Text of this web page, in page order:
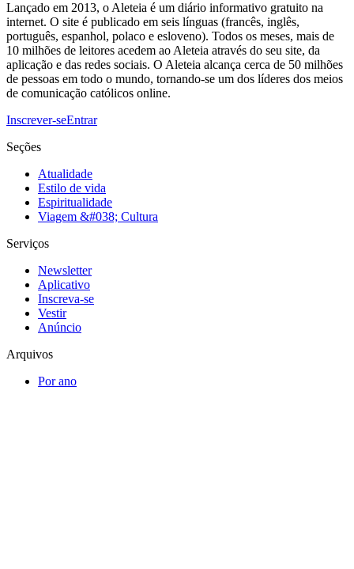
Lançado em 2013, o Aleteia é um diário informativo gratuito na
internet. O site é publicado em seis línguas (francês, inglês,
português, espanhol, polaco e esloveno). Todos os meses, mais de
10 milhões de leitores acedem ao Aleteia através do seu site, da
aplicação e das redes sociais. O Aleteia alcança cerca de 50 milhões
de pessoas em todo o mundo, tornando-se um dos líderes dos meios
de comunicação católicos online.
Inscrever-seEntrar
Seções
Atualidade
Estilo de vida
Espiritualidade
Viagem &#038; Cultura
Serviços
Newsletter
Aplicativo
Inscreva-se
Vestir
Anúncio
Arquivos
Por ano